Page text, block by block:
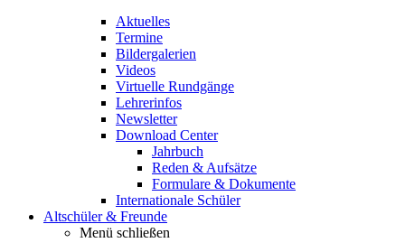
Aktuelles
Termine
Bildergalerien
Videos
Virtuelle Rundgänge
Lehrerinfos
Newsletter
Download Center
Jahrbuch
Reden & Aufsätze
Formulare & Dokumente
Internationale Schüler
Altschüler & Freunde
Menü schließen